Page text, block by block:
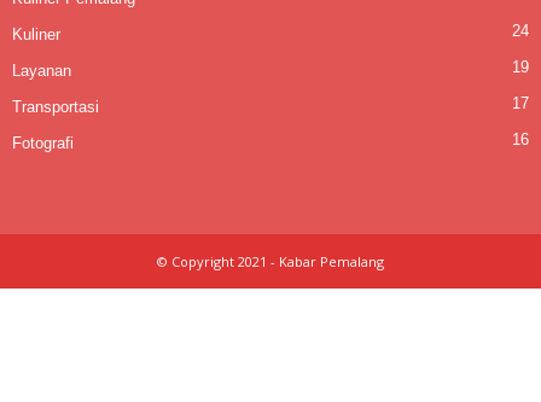
Kuliner 24
Layanan 19
Transportasi 17
Fotografi 16
© Copyright 2021 - Kabar Pemalang